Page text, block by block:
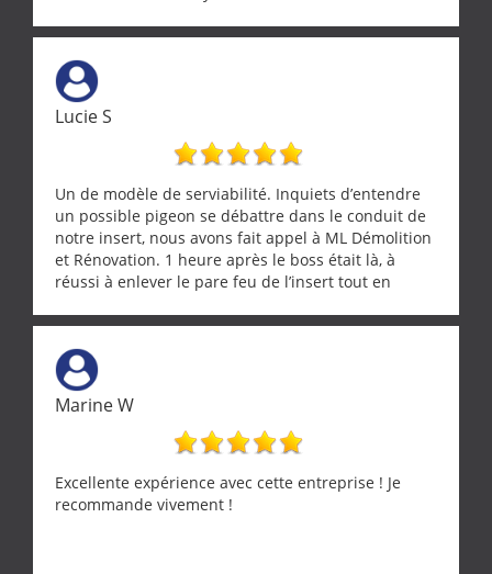
Lucie S
Un de modèle de serviabilité. Inquiets d’entendre
un possible pigeon se débattre dans le conduit de
notre insert, nous avons fait appel à ML Démolition
et Rénovation. 1 heure après le boss était là, à
réussi à enlever le pare feu de l’insert tout en
tourterelle et s’est ensuite patiemment occupé de
l’oiseau jusqu’à ce qu’il reprenne ses esprits et
puisse s’envoler. Après quoi il a procédé au
ramonage de notre insert avec dextérité et une
grande propreté, nous gratifiant également de
nombreux conseils concernant d’autres sujets. Un
entrepreneur comme on souhaite en rencontrer.
Encore un grand merci à lui.
Marine W
Excellente expérience avec cette entreprise ! Je
recommande vivement !